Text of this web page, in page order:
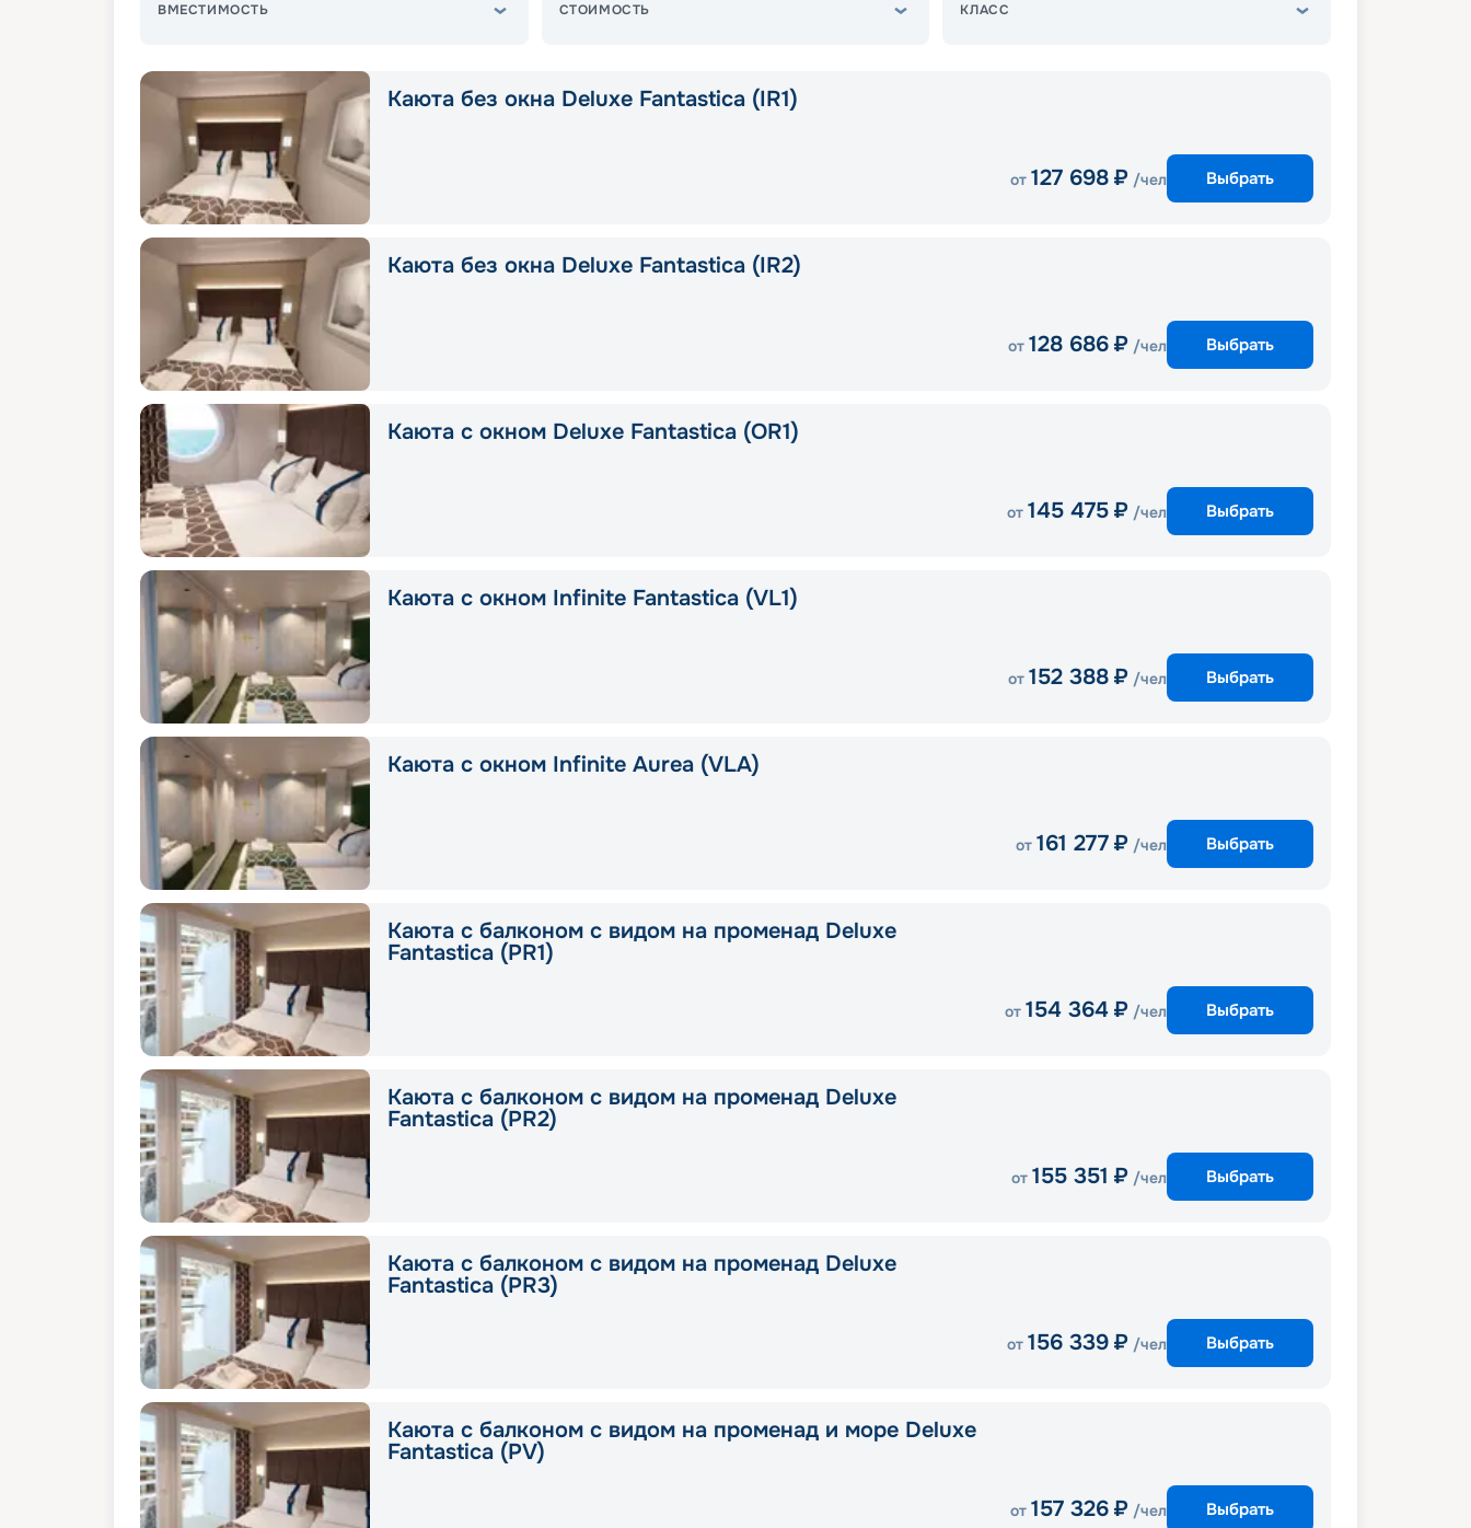
ВМЕСТИМОСТЬ СТОИМОСТЬ КЛАСС
Каюта без окна Deluxe Fantastica (IR1)
от 127 698 ₽ /чел Выбрать
Каюта без окна Deluxe Fantastica (IR2)
от 128 686 ₽ /чел Выбрать
Каюта с окном Deluxe Fantastica (OR1)
от 145 475 ₽ /чел Выбрать
Каюта с окном Infinite Fantastica (VL1)
от 152 388 ₽ /чел Выбрать
Каюта с окном Infinite Aurea (VLA)
от 161 277 ₽ /чел Выбрать
Каюта с балконом с видом на променад Deluxe
Fantastica (PR1)
от 154 364 ₽ /чел Выбрать
Каюта с балконом с видом на променад Deluxe
Fantastica (PR2)
от 155 351 ₽ /чел Выбрать
Каюта с балконом с видом на променад Deluxe
Fantastica (PR3)
от 156 339 ₽ /чел Выбрать
Каюта с балконом с видом на променад и море Deluxe
Fantastica (PV)
от 157 326 ₽ /чел Выбрать